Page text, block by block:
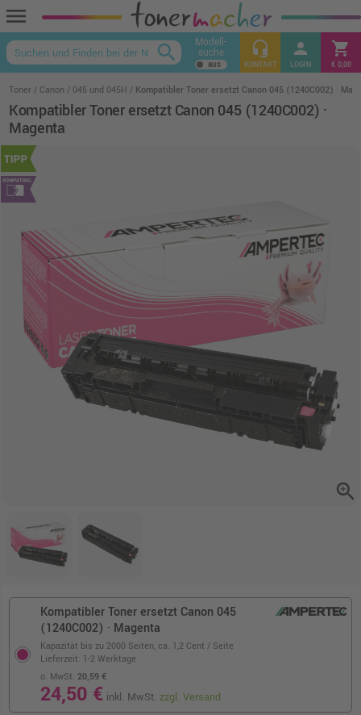
menu
keyboard_arrow_up
search Modell-
suche headset_mic
KONTAKT
person
LOGIN
shopping_cart
€ 0,00
Toner Canon 045 und 045H Kompatibler Toner ersetzt Canon 045 (1240C002) ·
Kompatibler Toner ersetzt Canon 045 (1240C002) ·
Magenta
zoom_in
Kompatibler Toner ersetzt Canon 045
(1240C002) · Magenta
Kapazität bis zu 2000 Seiten, ca. 1,2 Cent / Seite
o. MwSt. 20,59 €
24,50 € inkl. MwSt.zzgl. Versand
Lieferzeit: 1-2 Werktage